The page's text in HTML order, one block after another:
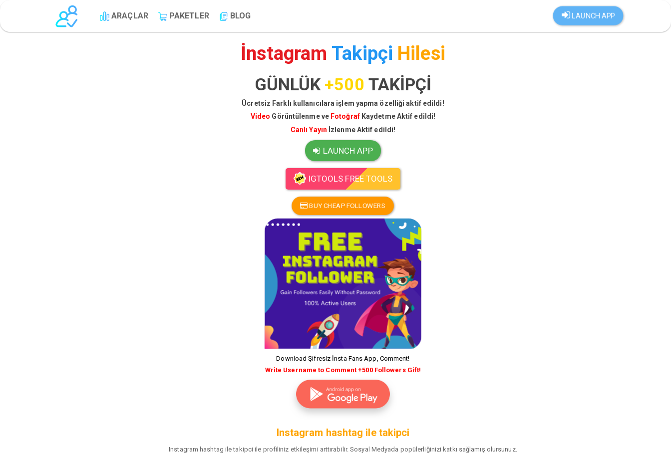
LAUNCH APP
ARAÇLAR PAKETLER BLOG
İnstagram Takipçi Hilesi
GÜNLÜK +500 TAKİPÇİ
Ücretsiz Farklı kullanıcılara işlem yapma özelliği aktif edildi!
Video Görüntülenme ve Fotoğraf Kaydetme Aktif edildi!
Canlı Yayın İzlenme Aktif edildi!
LAUNCH APP
IGTOOLS FREE TOOLS
BUY CHEAP FOLLOWERS
Download Şifresiz İnsta Fans App, Comment!
Write Username to Comment +500 Followers Gift!
Instagram hashtag ile takipci
Instagram hashtag ile takipci ile profiliniz etkileşimi arttırabilir. Sosyal Medyada popülerliğinizi katkı sağlamış olursunuz.